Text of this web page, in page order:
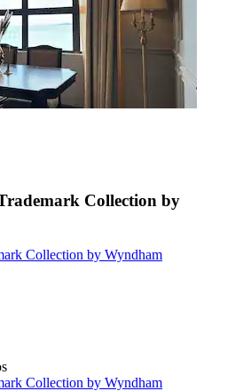
Collection by
Collection by Wyndham
Collection by Wyndham